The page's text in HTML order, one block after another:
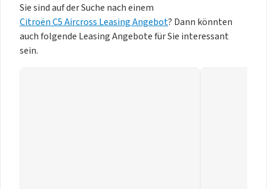
Sie sind auf der Suche nach einem
Citroën C5 Aircross Leasing Angebot? Dann könnten
auch folgende Leasing Angebote für Sie interessant
sein.